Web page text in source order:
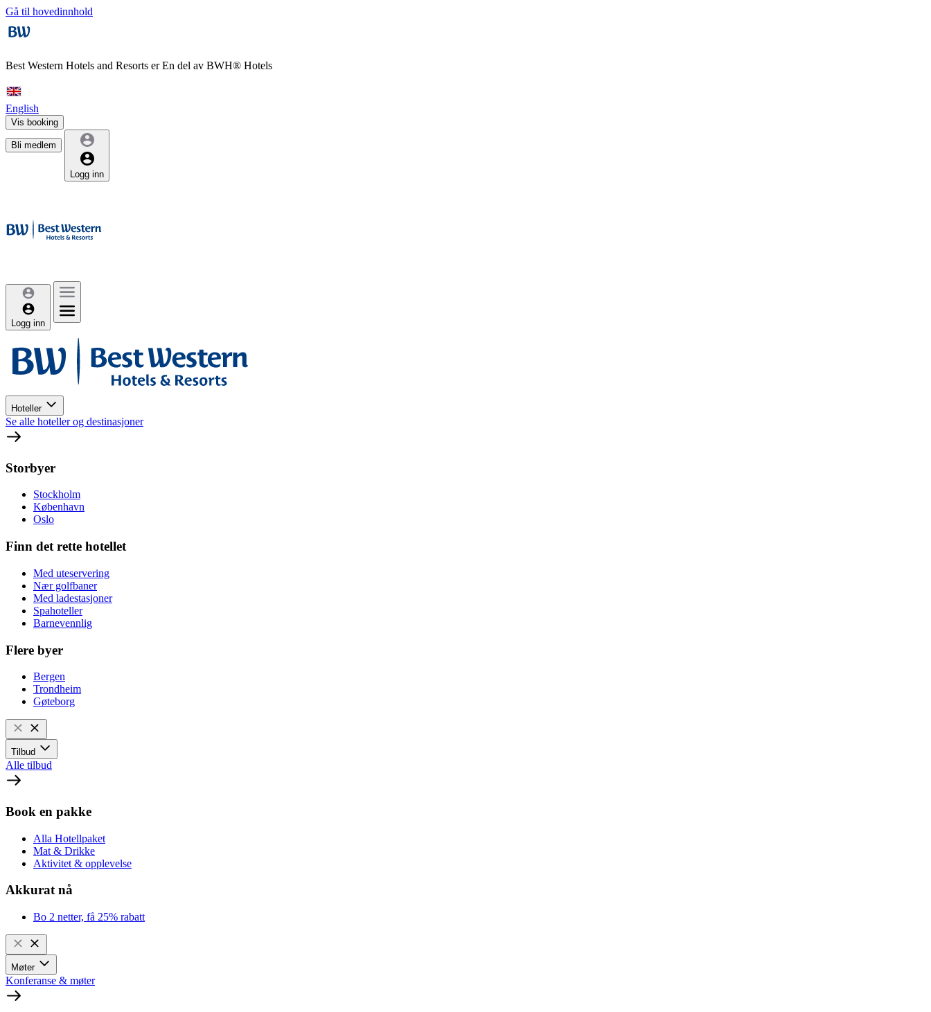
Gå til hovedinnhold
Best Western Hotels and Resorts erEn del av BWH® Hotels
English
Vis booking
Bli medlem
Logg inn
Logg inn
Hoteller
Se alle hoteller og destinasjoner
Storbyer
Stockholm
København
Oslo
Finn det rette hotellet
Med uteservering
Nær golfbaner
Med ladestasjoner
Spahoteller
Barnevennlig
Flere byer
Bergen
Trondheim
Gøteborg
Tilbud
Alle tilbud
Book en pakke
Alla Hotellpaket
Mat & Drikke
Aktivitet & opplevelse
Akkurat nå
Bo 2 netter, få 25% rabatt
Møter
Konferanse & møter